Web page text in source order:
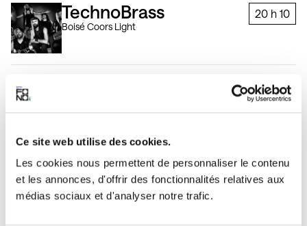
Ce site web utilise des cookies.
Les cookies nous permettent de personnaliser le contenu
et les annonces, d'offrir des fonctionnalités relatives aux
médias sociaux et d'analyser notre trafic.
20 h 10
TechnoBrass
Boisé Coors Light
21 h50
Forêt Électro